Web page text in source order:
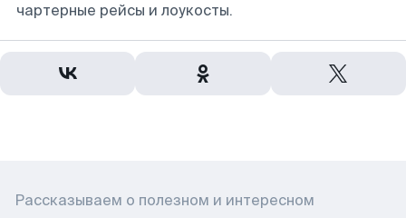
чартерные рейсы и лоукосты.
Рассказываем о полезном и интересном